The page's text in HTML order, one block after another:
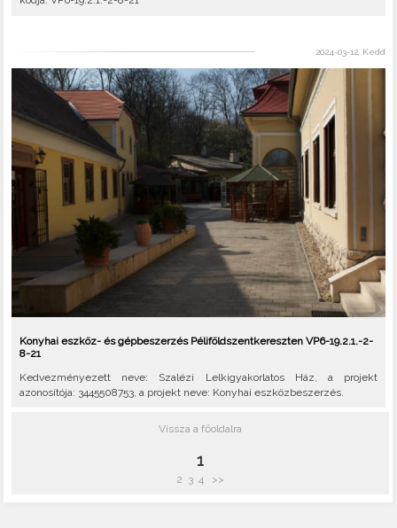
2024-03-12, Kedd
Konyhai eszköz- és gépbeszerzés Péliföldszentkereszten VP6-19.2.1.-2-
8-21
Kedvezményezett neve: Szalézi Lelkigyakorlatos Ház, a projekt
azonosítója: 3445508753, a projekt neve: Konyhai eszközbeszerzés.
Vissza a főoldalra
1
2 3 4 >>